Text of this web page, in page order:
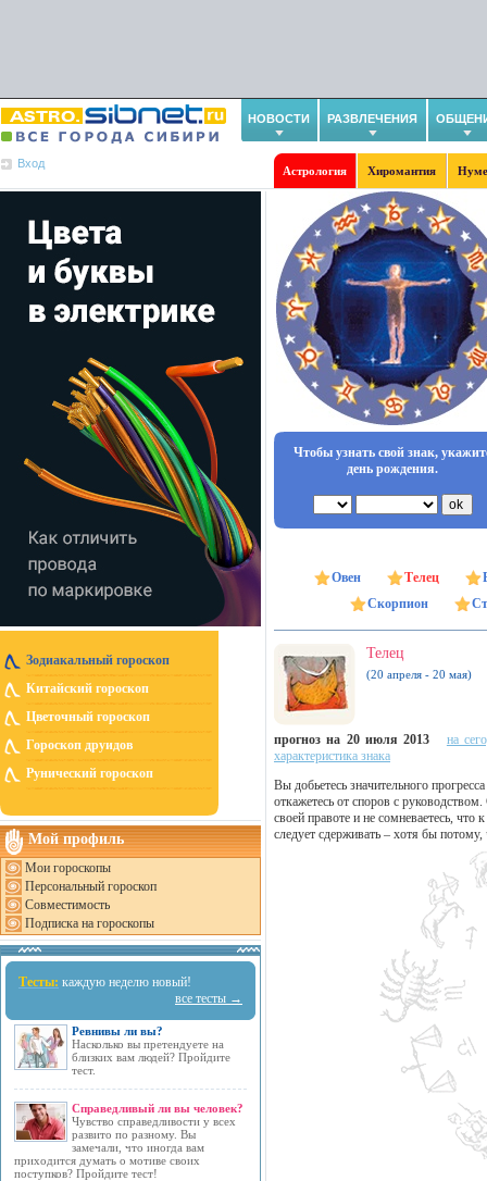
НОВОСТИ РАЗВЛЕЧЕНИЯ
Вход
Астрология Хиромантия
Зодиакальный гороскоп
Китайский гороскоп
Цветочный гороскоп
Гороскоп друидов
Рунический гороскоп
Мой профиль
Мои гороскопы
Персональный гороскоп
Совместимость
Подписка на гороскопы
Тесты: каждую неделю новый!
все тесты →
Ревнивы ли вы?
Насколько вы претендуете на
близких вам людей? Пройдите
тест.
Справедливый ли вы человек?
Чувство справедливости у всех
развито по разному. Вы
замечали, что иногда вам
приходится думать о мотиве своих
поступков? Пройдите тест!
Чтобы узнать свой знак,
день рождения.
Овен Телец
Скорпион
Телец
(20 апреля - 20 мая)
прогноз на 20 июля 2013
на
характеристика знака
Вы добьетесь значительного
откажетесь от споров с
своей правоте и не сомневаетесь,
следует сдерживать – хотя бы